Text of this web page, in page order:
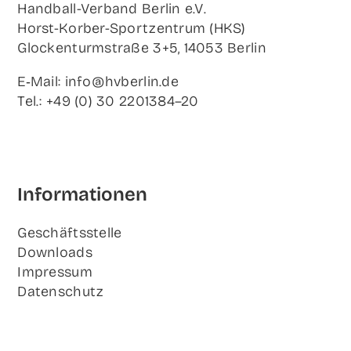
Hand­ball-Ver­band Ber­lin e.V.
Horst-Korb­er-Sport­zen­trum (HKS)
Glo­cken­turm­stra­ße 3+5, 14053 Berlin
E‑Mail: info@hvberlin.de
Tel.: +49 (0) 30 2201384–20
Infor­ma­tio­nen
Geschäfts­stel­le
Down­loads
Impres­sum
Daten­schutz